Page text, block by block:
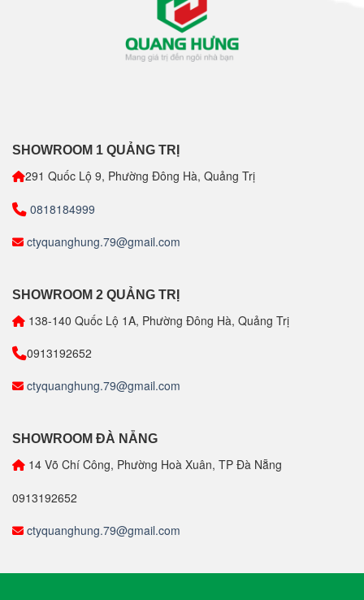
SHOWROOM 1 QUẢNG TRỊ
291 Quốc Lộ 9, Phường Đông Hà, Quảng Trị
0818184999
ctyquanghung.79@gmail.com
SHOWROOM 2 QUẢNG TRỊ
138-140 Quốc Lộ 1A, Phường Đông Hà, Quảng Trị
0913192652
ctyquanghung.79@gmail.com
SHOWROOM ĐÀ NẴNG
14 Võ Chí Công, Phường Hoà Xuân, TP Đà Nẵng
0913192652
ctyquanghung.79@gmail.com